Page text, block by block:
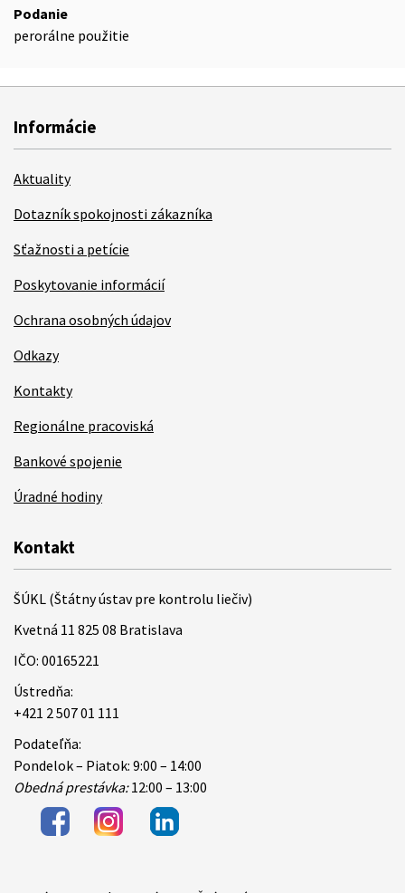
Podanie
perorálne použitie
Informácie
Aktuality
Dotazník spokojnosti zákazníka
Sťažnosti a petície
Poskytovanie informácií
Ochrana osobných údajov
Odkazy
Kontakty
Regionálne pracoviská
Bankové spojenie
Úradné hodiny
Kontakt
ŠÚKL (Štátny ústav pre kontrolu liečiv)
Kvetná 11 825 08 Bratislava
IČO: 00165221
Ústredňa:
+421 2 507 01 111
Podateľňa:
Pondelok – Piatok: 9:00 – 14:00
Obedná prestávka:12:00 – 13:00